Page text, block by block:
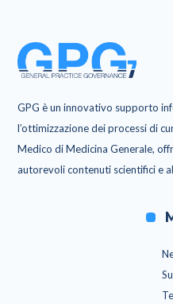
GPG è un innovativo supporto
l’ottimizzazione dei processi di
Medico di Medicina Generale,
autorevoli contenuti scientifici e